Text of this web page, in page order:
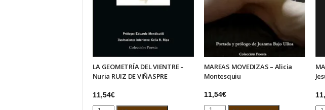
LA GEOMETRÍA DEL VIENTRE –
Nuria RUIZ DE VIÑASPRE
11,54€
MAREAS MOVEDIZAS – Alicia
Montesquiu
11,54€